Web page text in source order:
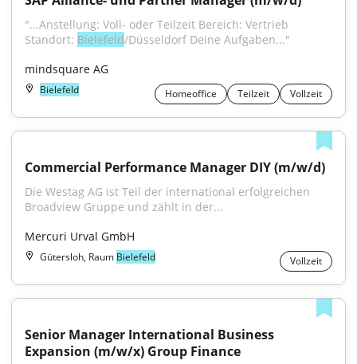
"...Anstellung: Voll- oder Teilzeit Bereich: Vertrieb
Standort: Bielefeld/Düsseldorf Deine Aufgaben..."
mindsquare AG
Bielefeld Homeoffice Teilzeit Vollzeit
Commercial Performance Manager DIY (m/w/d)
Die Westag AG ist Teil der international erfolgreichen
Broadview Gruppe und zählt in der...
Mercuri Urval GmbH
Gütersloh, Raum Bielefeld Vollzeit
Senior Manager International Business
Expansion (m/w/x) Group Finance